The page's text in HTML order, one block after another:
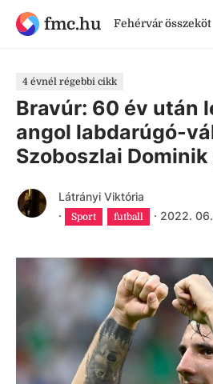
fmc.hu Fehérvár összeköt
4 évnél régebbi cikk
Bravúr: 60 év után
angol labdarúgó-
Szoboszlai
Látrányi Viktória
·
Sport futball · 2022.